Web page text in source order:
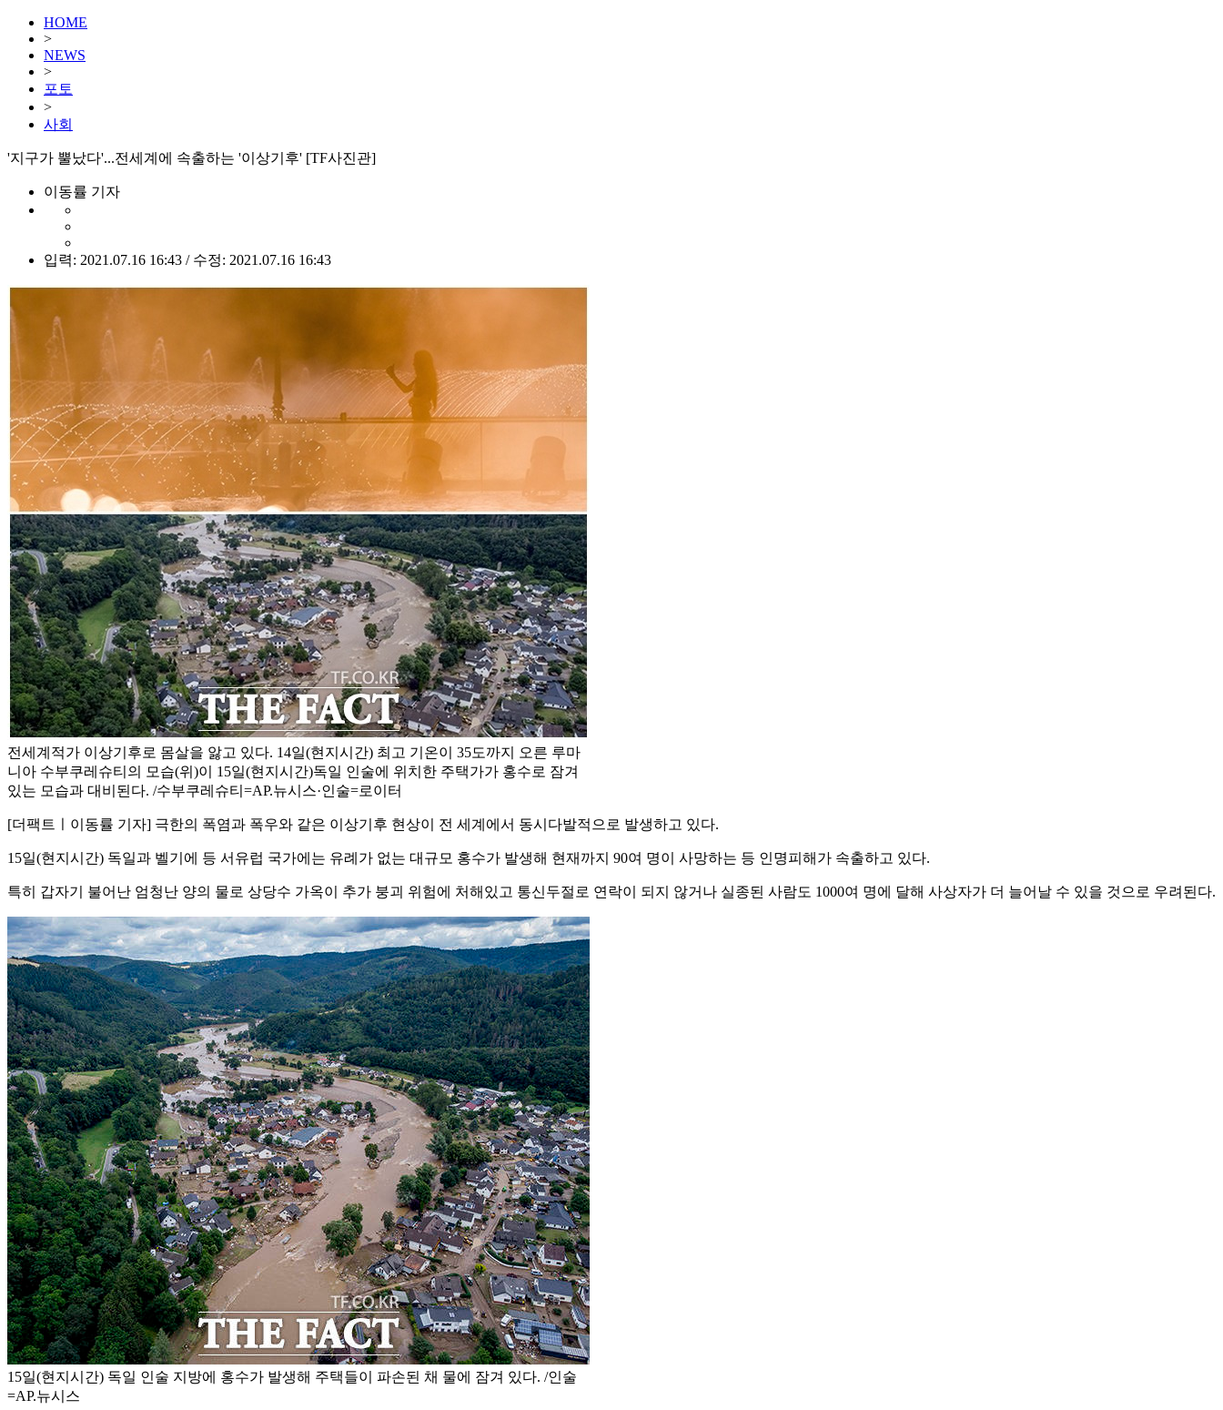
HOME
>
NEWS
>
포토
>
사회
'지구가 뿔났다'...전세계에 속출하는 '이상기후' [TF사진관]
이동률 기자
입력: 2021.07.16 16:43 / 수정: 2021.07.16 16:43
전세계적가 이상기후로 몸살을 앓고 있다. 14일(현지시간) 최고 기온이 35도까지 오른 루마
니아 수부쿠레슈티의 모습(위)이 15일(현지시간)독일 인술에 위치한 주택가가 홍수로 잠겨
있는 모습과 대비된다. /수부쿠레슈티=AP.뉴시스·인술=로이터
[더팩트ㅣ이동률 기자] 극한의 폭염과 폭우와 같은 이상기후 현상이 전 세계에서 동시다발적으로 발생하고 있다.
15일(현지시간) 독일과 벨기에 등 서유럽 국가에는 유례가 없는 대규모 홍수가 발생해 현재까지 90여 명이 사망하는 등 인명피해가 속출하고 있다.
특히 갑자기 불어난 엄청난 양의 물로 상당수 가옥이 추가 붕괴 위험에 처해있고 통신두절로 연락이 되지 않거나 실종된 사람도 1000여 명에 달해 사상자가 더 늘어날 수 있을 것으로 우려된다.
15일(현지시간) 독일 인술 지방에 홍수가 발생해 주택들이 파손된 채 물에 잠겨 있다. /인술
=AP.뉴시스